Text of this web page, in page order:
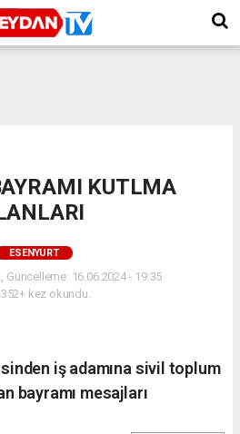
KUTLMA
ESENYURT
Güncelleme: 16.06.2024 - 19:35
kez okundu.
iş adamına sivil toplum
bayramı mesajları